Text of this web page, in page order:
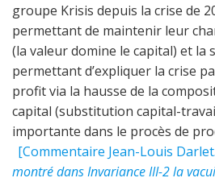
groupe Krisis depuis la crise de
permettant de maintenir leur
(la valeur domine le capital) et la
permettant d’expliquer la crise
profit via la hausse de la
capital (substitution capital-
importante dans le procès de
[Commentaire Jean-Louis
montré dans Invariance III-2 la